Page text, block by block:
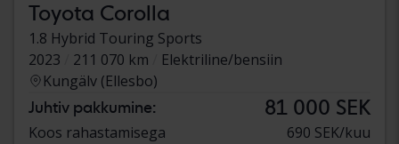
Toyota Corolla
1.8 Hybrid Touring Sports
2023
211 070 km
Elektriline/bensiin
Kungälv (Ellesbo)
Juhtiv pakkumine: 81 000 SEK
Koos rahastamisega 690 SEK/kuu